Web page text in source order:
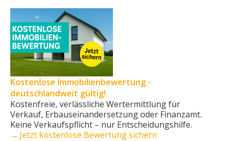
Kostenlose Immobilienbewertung -
deutschlandweit gültig!
Kostenfreie, verlässliche Wertermittlung für
Verkauf, Erbauseinandersetzung oder Finanzamt.
Keine Verkaufs­pflicht – nur Entscheidungshilfe.
→ Jetzt kostenlose Bewertung sichern